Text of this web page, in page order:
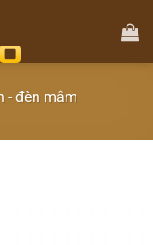
- đèn mâm